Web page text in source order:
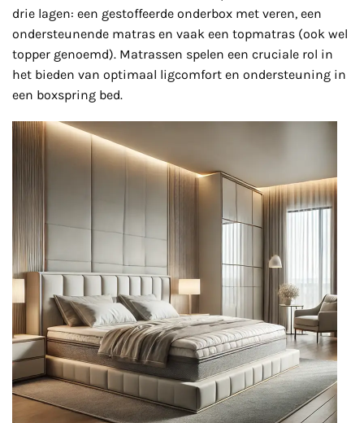
drie lagen: een gestoffeerde onderbox met veren, een
ondersteunende matras en vaak een topmatras (ook wel
topper genoemd). Matrassen spelen een cruciale rol in
het bieden van optimaal ligcomfort en ondersteuning in
een boxspring bed.